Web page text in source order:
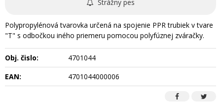
Strážny pes
Polypropylénová tvarovka určená na spojenie PPR trubiek v tvare
"T" s odbočkou iného priemeru pomocou polyfúznej zváračky.
Obj. čislo:
4701044
EAN:
4701044000006